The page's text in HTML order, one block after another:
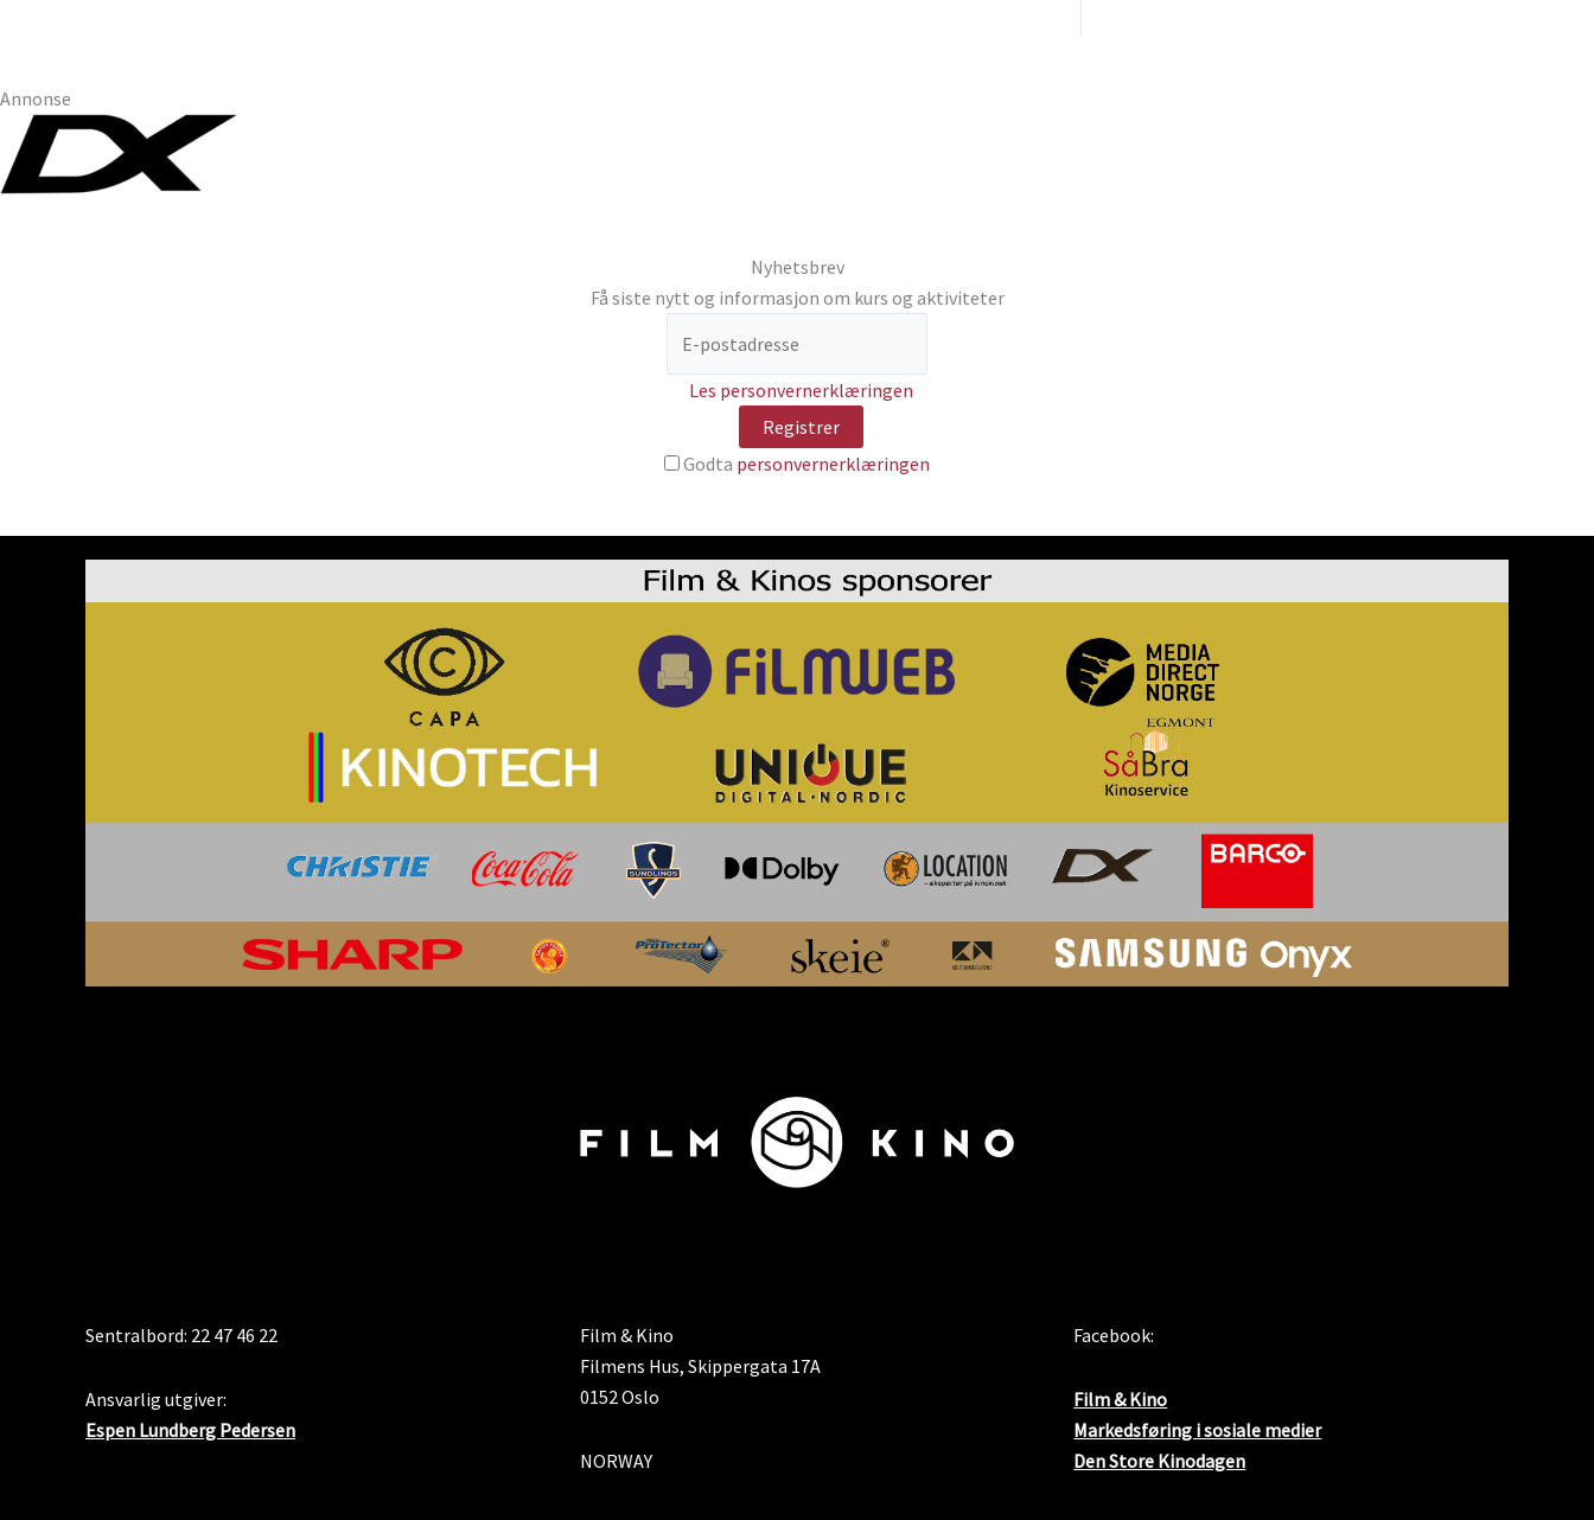
Annonse
Nyhetsbrev
Få siste nytt og informasjon om kurs og aktiviteter
Les personvernerklæringen
Godta personvernerklæringen
Sentralbord: 22 47 46 22
Ansvarlig utgiver:
Espen Lundberg Pedersen
Film & Kino
Filmens Hus, Skippergata 17A
0152 Oslo
NORWAY
Facebook:
Film & Kino
Markedsføring i sosiale medier
Den Store Kinodagen